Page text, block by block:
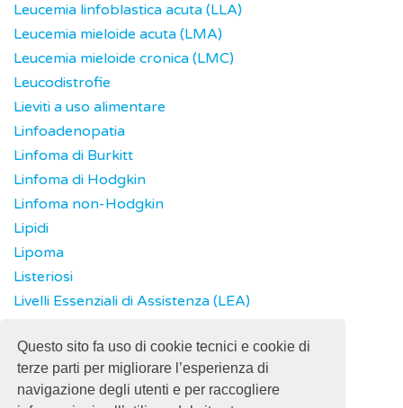
Questo sito fa uso di cookie tecnici e cookie di
terze parti per migliorare l’esperienza di
navigazione degli utenti e per raccogliere
Leucemia linfoblastica acuta (LLA)
Leucemia mieloide acuta (LMA)
Leucemia mieloide cronica (LMC)
Leucodistrofie
Lieviti a uso alimentare
Linfoadenopatia
Linfoma di Burkitt
Linfoma di Hodgkin
Linfoma non-Hodgkin
Lipidi
Lipoma
Listeriosi
Livelli Essenziali di Assistenza (LEA)
Lupus